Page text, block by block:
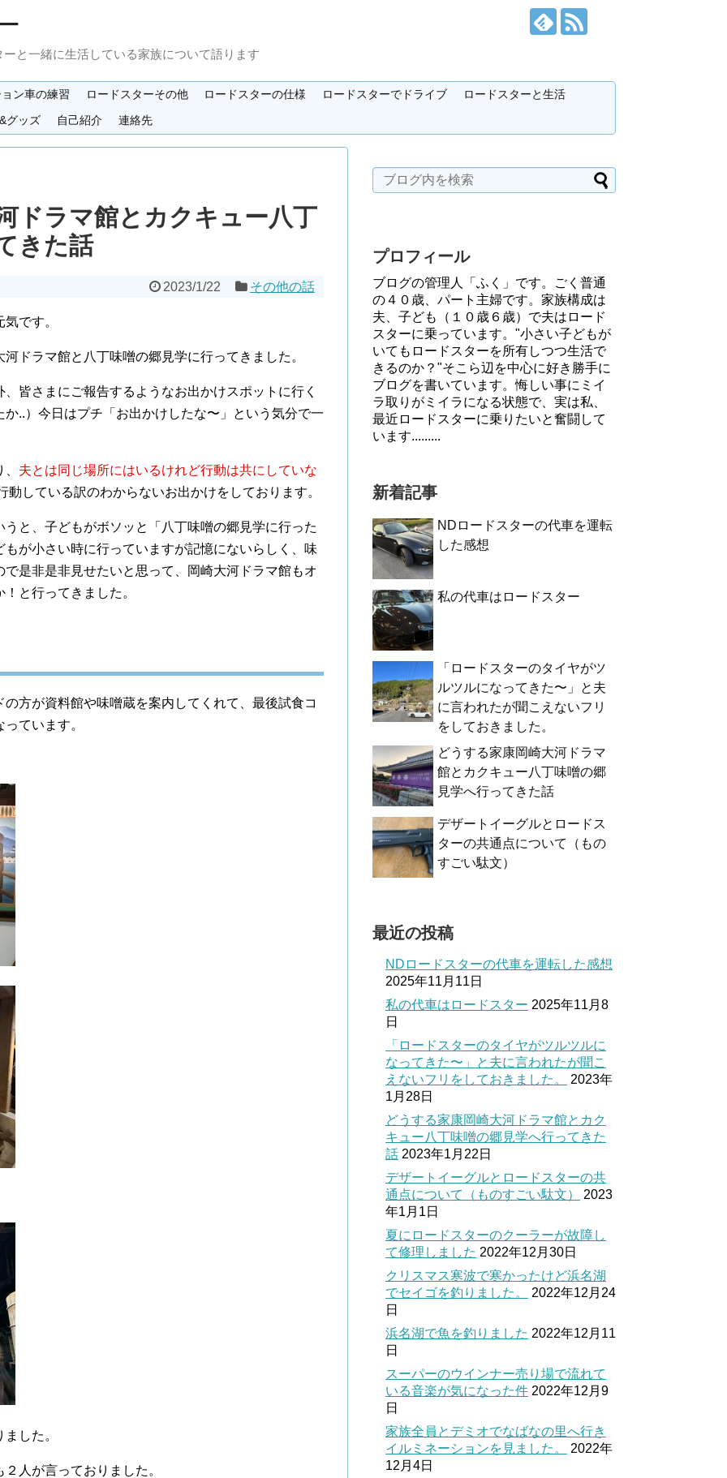
と一緒に生活している家族について語ります
ン車の練習 ロードスターその他 ロードスターの仕様 ロードスターでドライブ
ロードスターと生活
グッズ
自己紹介 連絡先
ドラマ館とカクキュー八丁
きた話
2023/1/22 その他の話
です。
ドラマ館と八丁味噌の郷見学に行ってきました。
皆さまにご報告するようなお出かけスポットに行く
..）今日はプチ「お出かけしたな〜」という気分で一
夫とは同じ場所にはいるけれど行動は共にしていな
している訳のわからないお出かけをしております。
と、子どもがボソッと「八丁味噌の郷見学に行った
が小さい時に行っていますが記憶にないらしく、味
是非是非見せたいと思って、岡崎大河ドラマ館もオ
と行ってきました。
方が資料館や味噌蔵を案内してくれて、最後試食コ
ています。
した。
人が言っておりました。
プロフィール
ブログの管理人「ふく」です。ごく普通
の４０歳、パート主婦です。家族構成は
夫、子ども（１０歳６歳）で夫はロード
スターに乗っています。"小さい子どもが
いてもロードスターを所有しつつ生活で
きるのか？"そこら辺を中心に好き勝手に
ブログを書いています。悔しい事にミイ
ラ取りがミイラになる状態で、実は私、
最近ロードスターに乗りたいと奮闘して
います.........
新着記事
NDロードスターの代車を運転
した感想
私の代車はロードスター
「ロードスターのタイヤがツ
ルツルになってきた〜」と夫
に言われたが聞こえないフリ
をしておきました。
どうする家康岡崎大河ドラマ
館とカクキュー八丁味噌の郷
見学へ行ってきた話
デザートイーグルとロードス
ターの共通点について（もの
すごい駄文）
最近の投稿
NDロードスターの代車を運転した感想
2025年11月11日
私の代車はロードスター 2025年11月8
日
「ロードスターのタイヤがツルツルに
なってきた〜」と夫に言われたが聞こ
えないフリをしておきました。
2023年
1月28日
どうする家康岡崎大河ドラマ館とカク
キュー八丁味噌の郷見学へ行ってきた
話 2023年1月22日
デザートイーグルとロードスターの共
通点について（ものすごい駄文）
2023
年1月1日
夏にロードスターのクーラーが故障し
て修理しました 2022年12月30日
クリスマス寒波で寒かったけど浜名湖
でセイゴを釣りました。
2022年12月24
日
浜名湖で魚を釣りました 2022年12月11
日
スーパーのウインナー売り場で流れて
いる音楽が気になった件 2022年12月9
日
家族全員とデミオでなばなの里へ行き
イルミネーションを見ました。
2022年
12月4日